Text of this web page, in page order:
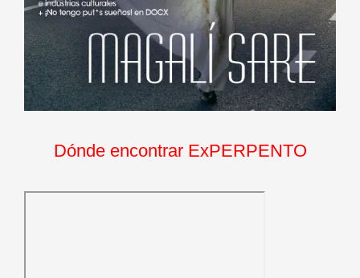
Dónde encontrar ExPERPENTO